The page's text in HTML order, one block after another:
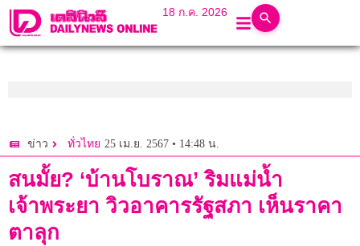
18 ก.ค. 2026
ข่าว ทั่วไทย 25 เม.ย. 2567 • 14:48 น.
สนมั้ย? ‘บ้านโบราณ’ ริมแม่น้ำ
เจ้าพระยา วิวอาคารรัฐสภา เห็นราคา
ตาลุก